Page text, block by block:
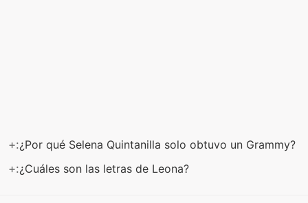
+:¿Por qué Selena Quintanilla solo obtuvo un Grammy?
+:¿Cuáles son las letras de Leona?